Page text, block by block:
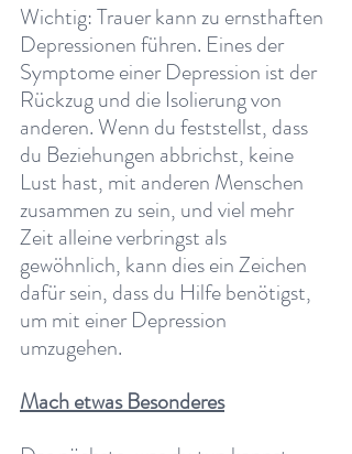
Wichtig: Trauer kann zu ernsthaften
Depressionen führen. Eines der
Symptome einer Depression ist der
Rückzug und die Isolierung von
anderen. Wenn du feststellst, dass
du Beziehungen abbrichst, keine
Lust hast, mit anderen Menschen
zusammen zu sein, und viel mehr
Zeit alleine verbringst als
gewöhnlich, kann dies ein Zeichen
dafür sein, dass du Hilfe benötigst,
um mit einer Depression
umzugehen.
Mach etwas Besonderes